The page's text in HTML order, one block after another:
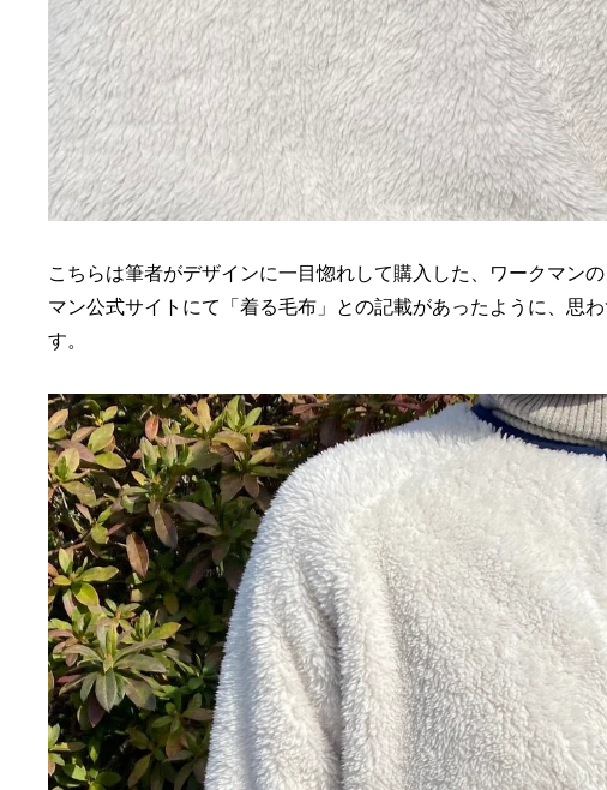
こちらは筆者がデザインに一目惚れして購入した、ワークマン
マン公式サイトにて「着る毛布」との記載があったように、思
す。